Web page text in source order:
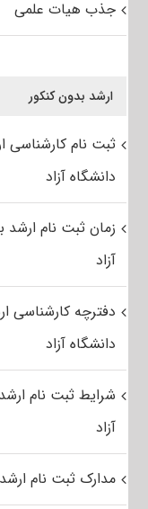
جذب هیات علمی
ارشد بدون کنکور
ثبت نام کارشناسی
دانشگاه آزاد
زمان ثبت نام ارشد
آزاد
دفترچه کارشناسی
دانشگاه آزاد
شرایط ثبت نام
آزاد
مدارک ثبت نام